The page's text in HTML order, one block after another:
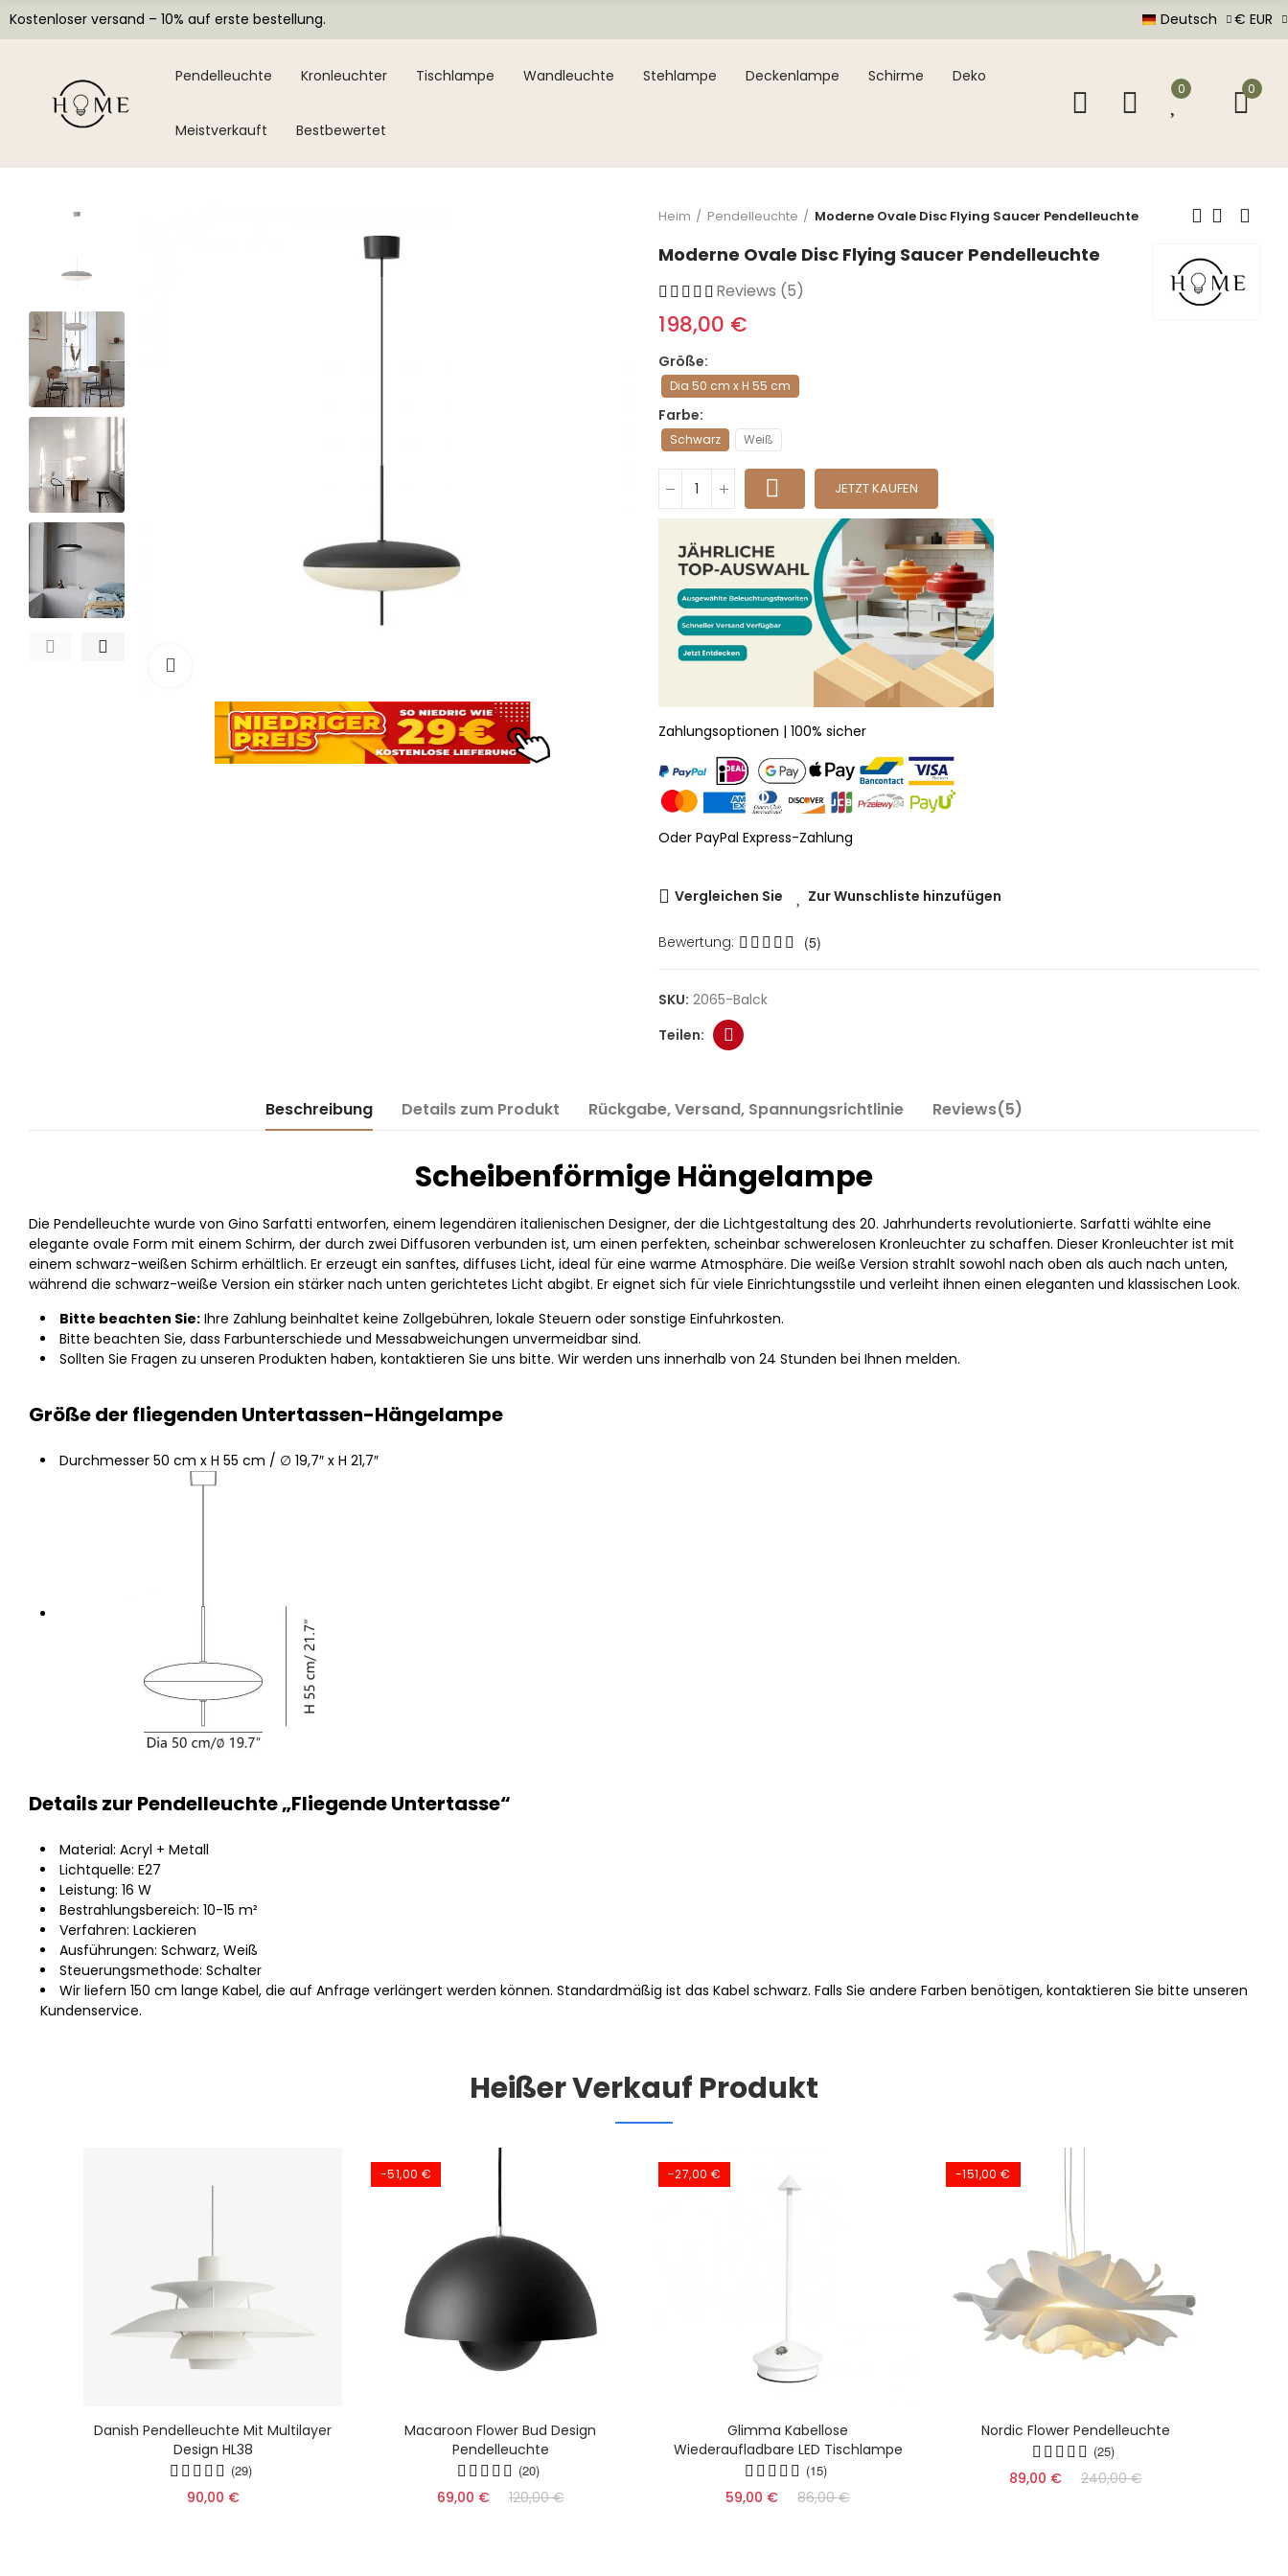
Kostenloser versand – 10% auf erste bestellung. Deutsch € EUR
Pendelleuchte Kronleuchter Tischlampe Wandleuchte Stehlampe Deckenlampe Schirme Deko
Meistverkauft Bestbewertet
0 0
Heim Pendelleuchte Moderne Ovale Disc Flying Saucer Pendelleuchte
Moderne Ovale Disc Flying Saucer Pendelleuchte
Reviews (5)
198,00 €
Größe
Dia 50 cm x H 55 cm
Farbe
Schwarz Weiß
JETZT KAUFEN
Zahlungsoptionen | 100% sicher
Oder PayPal Express-Zahlung
Vergleichen Sie Zur Wunschliste hinzufügen
Bewertung: (5)
SKU: 2065-Balck
Beschreibung Details zum Produkt Rückgabe, Versand, Spannungsrichtlinie Reviews(5)
Scheibenförmige Hängelampe
Die Pendelleuchte wurde von Gino Sarfatti entworfen, einem legendären italienischen Designer, der die Lichtgestaltung des 20. Jahrhunderts revolutionierte. Sarfatti wählte eine
elegante ovale Form mit einem Schirm, der durch zwei Diffusoren verbunden ist, um einen perfekten, scheinbar schwerelosen Kronleuchter zu schaffen. Dieser Kronleuchter ist mit
einem schwarz-weißen Schirm erhältlich. Er erzeugt ein sanftes, diffuses Licht, ideal für eine warme Atmosphäre. Die weiße Version strahlt sowohl nach oben als auch nach unten,
während die schwarz-weiße Version ein stärker nach unten gerichtetes Licht abgibt. Er eignet sich für viele Einrichtungsstile und verleiht ihnen einen eleganten und klassischen Look.
Bitte beachten Sie: Ihre Zahlung beinhaltet keine Zollgebühren, lokale Steuern oder sonstige Einfuhrkosten.
Bitte beachten Sie, dass Farbunterschiede und Messabweichungen unvermeidbar sind.
Sollten Sie Fragen zu unseren Produkten haben, kontaktieren Sie uns bitte. Wir werden uns innerhalb von 24 Stunden bei Ihnen melden.
Größe der fliegenden Untertassen-Hängelampe
Durchmesser 50 cm x H 55 cm / ∅ 19,7″ x H 21,7″
Details zur Pendelleuchte „Fliegende Untertasse“
Material: Acryl + Metall
Lichtquelle: E27
Leistung: 16 W
Bestrahlungsbereich: 10-15 m²
Verfahren: Lackieren
Ausführungen: Schwarz, Weiß
Steuerungsmethode: Schalter
Wir liefern 150 cm lange Kabel, die auf Anfrage verlängert werden können. Standardmäßig ist das Kabel schwarz. Falls Sie andere Farben benötigen, kontaktieren Sie bitte unseren
Kundenservice.
Heißer Verkauf Produkt
Danish Pendelleuchte Mit Multilayer
Design HL38
(29)
90,00 €
-51,00 €
Macaroon Flower Bud Design
Pendelleuchte
(20)
69,00 € 120,00 €
-27,00 €
Glimma Kabellose
Wiederaufladbare LED Tischlampe
(15)
59,00 € 86,00 €
-151,00 €
Nordic Flower Pendelleuchte
(25)
89,00 € 240,00 €